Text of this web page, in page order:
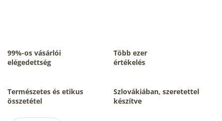
99%-os vásárlói
elégedettség
Több ezer
értékelés
Természetes és etikus
összetétel
Szlovákiában, szeretettel
készítve